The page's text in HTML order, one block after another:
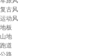
复古风
运动风
地板
山地
跑道
公路